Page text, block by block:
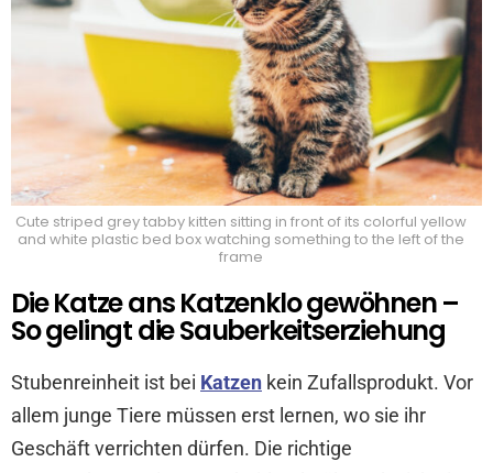
Cute striped grey tabby kitten sitting in front of its colorful yellow
and white plastic bed box watching something to the left of the
frame
Die Katze ans Katzenklo gewöhnen –
So gelingt die Sauberkeitserziehung
Stubenreinheit ist bei Katzen kein Zufallsprodukt. Vor
allem junge Tiere müssen erst lernen, wo sie ihr
Geschäft verrichten dürfen. Die richtige